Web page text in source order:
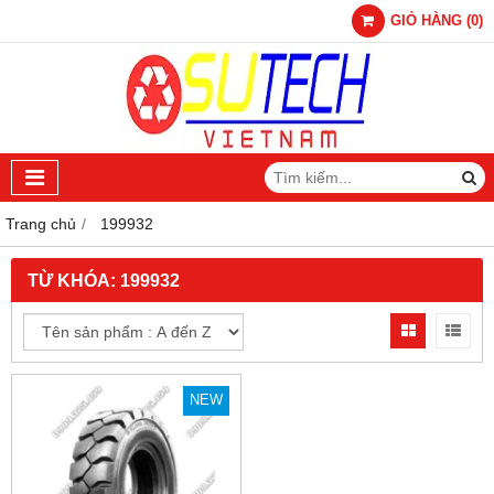
GIỎ HÀNG (0)
Trang chủ 199932
TỪ KHÓA: 199932
NEW